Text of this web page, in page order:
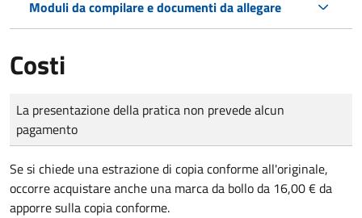
Moduli da compilare e documenti da allegare
Costi
Tipo di pagamento
Importo
La presentazione della pratica non prevede alcun
pagamento
Se si chiede una estrazione di copia conforme all'originale,
occorre acquistare anche una marca da bollo da 16,00 € da
apporre sulla copia conforme.